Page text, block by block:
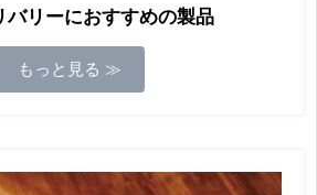
バリーにおすすめの製品
もっと見る ≫